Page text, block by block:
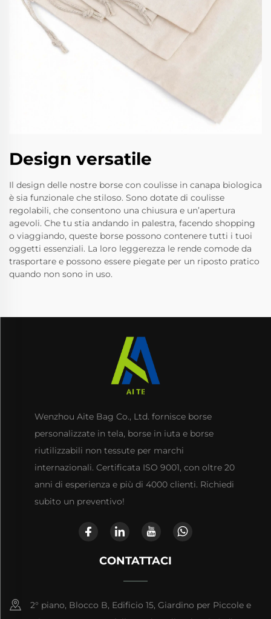
Design versatile
Il design delle nostre borse con coulisse in canapa biologica
è sia funzionale che stiloso. Sono dotate di coulisse
regolabili, che consentono una chiusura e un’apertura
agevoli. Che tu stia andando in palestra, facendo shopping
o viaggiando, queste borse possono contenere tutti i tuoi
oggetti essenziali. La loro leggerezza le rende comode da
trasportare e possono essere piegate per un riposto pratico
quando non sono in uso.
Wenzhou Aite Bag Co., Ltd. fornisce borse
personalizzate in tela, borse in iuta e borse
riutilizzabili non tessute per marchi
internazionali. Certificata ISO 9001, con oltre 20
anni di esperienza e più di 4000 clienti. Richiedi
subito un preventivo!
CONTATTACI
2° piano, Blocco B, Edificio 15, Giardino per Piccole e